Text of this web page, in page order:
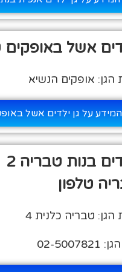
אשל באופקים
הגן: אופקים הנשיא
על גן ילדים אשל
גן ילדים בנות טבריה 2
טלפון
טבריה כלנית 4